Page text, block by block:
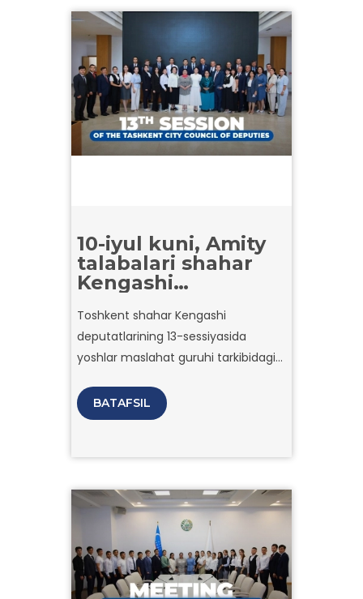
10-iyul kuni, Amity
talabalari shahar
Kengashi
etishdi!
Toshkent shahar Kengashi
deputatlarining 13-sessiyasida
yoshlar maslahat guruhi tarkibidagi
BATAFSIL